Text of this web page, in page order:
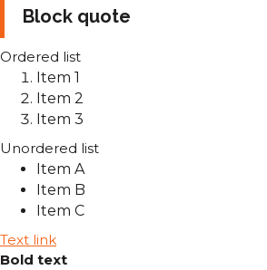
Block quote
Ordered list
Item 1
Item 2
Item 3
Unordered list
Item A
Item B
Item C
Text link
Bold text